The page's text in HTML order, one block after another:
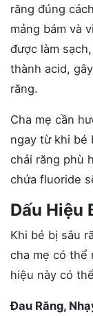
răng đúng
mảng bám và
được làm
thành acid,
răng.
Cha mẹ cần
ngay từ khi bé
chải răng phù
chứa fluoride
Dấu Hiệu
Khi bé bị sâu
cha mẹ có thể
hiệu này có
Đau Răng,